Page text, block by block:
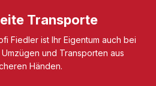
Transporte
Fiedler ist Ihr Eigentum auch bei
und Transporten aus
Händen.